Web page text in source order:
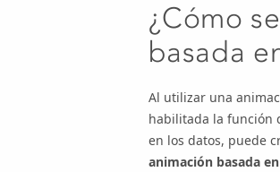
¿Cómo
basada
Al utilizar una
habilitada la función
en los datos, puede
animación basada